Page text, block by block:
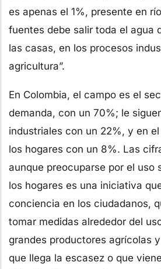
es apenas el 1%, presente en
fuentes debe salir toda el agua
las casas, en los procesos
agricultura”.
En Colombia, el campo es el
demanda, con un 70%; le
industriales con un 22%, y en
los hogares con un 8%. Las
aunque preocuparse por el uso
los hogares es una iniciativa
conciencia en los ciudadanos,
tomar medidas alrededor del
grandes productores agrícolas
que llega la escasez o que